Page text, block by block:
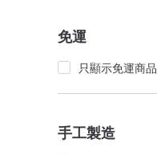
免運
只顯示免運商品
手工製造